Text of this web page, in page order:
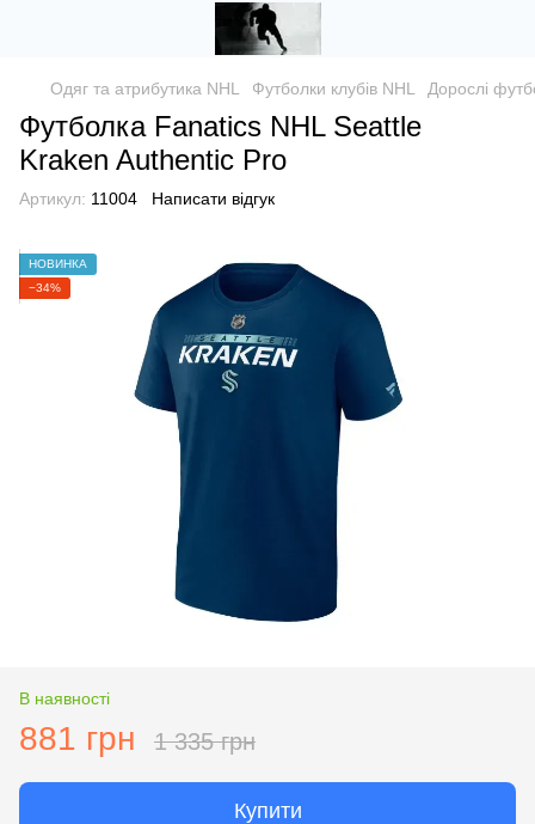
Одяг та атрибутика NHL Футболки клубів NHL Дорослі
Футболка Fanatics NHL Seattle
Kraken Authentic Pro
Артикул: 11004 Написати відгук
НОВИНКА
−34%
В наявності
881 грн 1 335 грн
Купити